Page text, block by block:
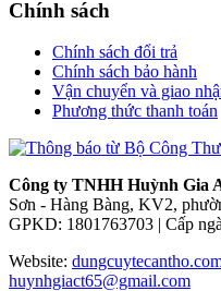
Chính sách
Chính sách đổi trả
Chính sách bảo hành
Vận chuyển và giao
Phương thức thanh toán
Công ty TNHH Huỳnh Gia
Sơn - Hàng Bàng, KV2,
GPKD: 1801763703 | Cấp
Website:
huynhgiact65@gmail.com